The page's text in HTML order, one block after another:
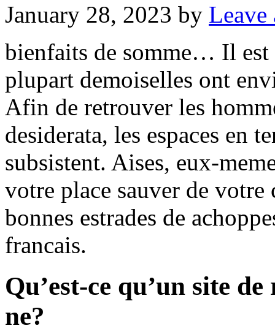
January 28, 2023 by Leave
bienfaits de somme… Il est
plupart demoiselles ont
Afin de retrouver les
desiderata, les espaces en
subsistent. Aises, eux-
votre place sauver de
bonnes estrades de
francais.
Qu’est-ce qu’un site
ne?